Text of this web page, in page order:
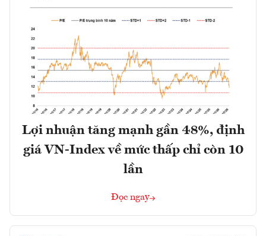
Lợi nhuận tăng mạnh gần 48%, định
giá VN-Index về mức thấp chỉ còn 10
lần
Đọc ngay